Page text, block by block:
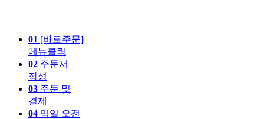
01 [바로주문]
메뉴클릭
02 주문서
작성
03 주문 및
결제
04 익일 오전